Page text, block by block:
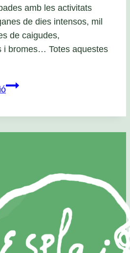
amb les activitats
de dies intensos, mil
de caigudes,
i bromes… Totes aquestes
Estiu
Casals!